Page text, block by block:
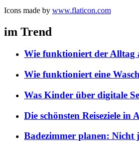
Icons made by www.flaticon.com
im Trend
Wie funktioniert der Alltag
Wie funktioniert eine
Was Kinder über digitale
Die schönsten Reiseziele in
Badezimmer planen: Nicht